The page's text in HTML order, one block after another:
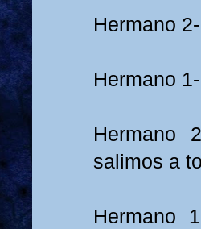
Hermano
Hermano
Hermano
salimos a
Hermano